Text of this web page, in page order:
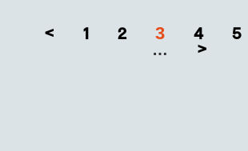
< 1 2 3 4 5
… >